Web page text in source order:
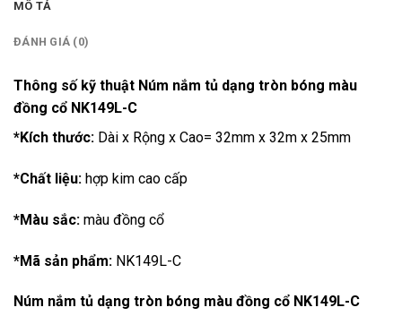
MÔ TẢ
ĐÁNH GIÁ (0)
Thông số kỹ thuật Núm nắm tủ dạng tròn bóng màu
đồng cổ NK149L-C
*Kích thước: Dài x Rộng x Cao= 32mm x 32m x 25mm
*Chất liệu: hợp kim cao cấp
*Màu sắc: màu đồng cổ
*Mã sản phẩm: NK149L-C
Núm nắm tủ dạng tròn bóng màu đồng cổ NK149L-C